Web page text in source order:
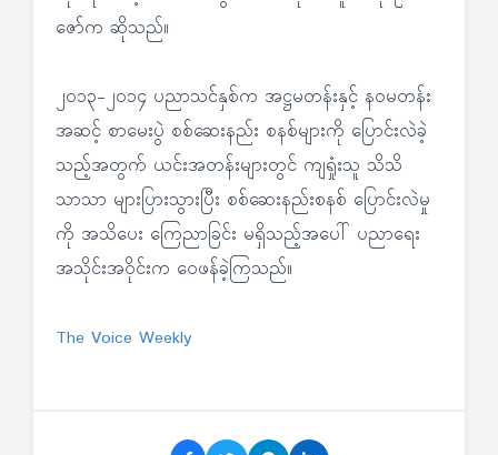
ဇော်က ဆိုသည်။
၂၀၁၃-၂၀၁၄ ပညာသင်နှစ်က အဋ္ဌမတန်းနှင့် နဝမတန်း
အဆင့် စာမေးပွဲ စစ်ဆေးနည်း စနစ်များကို ပြောင်းလဲခဲ့
သည့်အတွက် ယင်းအတန်းများတွင် ကျရှုံးသူ သိသိ
သာသာ များပြားသွားပြီး စစ်ဆေးနည်းစနစ် ပြောင်းလဲမှု
ကို အသိပေး ကြေညာခြင်း မရှိသည့်အပေါ် ပညာရေး
အသိုင်းအဝိုင်းက ဝေဖန်ခဲ့ကြသည်။
The Voice Weekly